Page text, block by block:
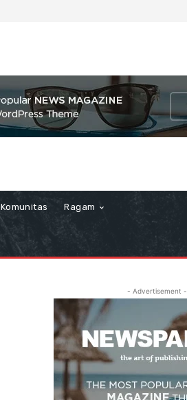
Komunitas Ragam
- Advertisement -